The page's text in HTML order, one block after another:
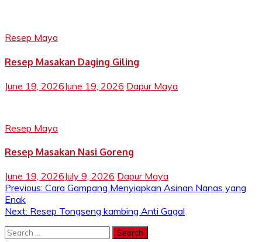
Resep Maya
Resep Masakan Daging Giling
June 19, 2026June 19, 2026 Dapur Maya
Resep Maya
Resep Masakan Nasi Goreng
June 19, 2026July 9, 2026 Dapur Maya
Post
navigation
Previous: Cara Gampang Menyiapkan Asinan Nanas yang
Enak
Next: Resep Tongseng kambing Anti Gagal
Search